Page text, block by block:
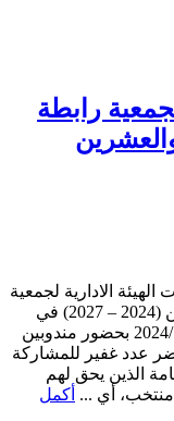
لجمعية رابطة
والعشرين
الادارية لجمعية
رابطة أهالي كفرعانة الدورة الثانية والعشرين (2024 – 2027) في
مقر الجمعية في المقابلين يوم الجمعة 2024/10/25 بحضور مندوبين
عدد غفير للمشاركة
الذين يحق لهم
أكمل